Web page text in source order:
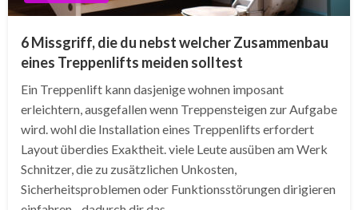
6 Missgriff, die du nebst welcher Zusammenbau
eines Treppenlifts meiden solltest
Ein Treppenlift kann dasjenige wohnen imposant
erleichtern, ausgefallen wenn Treppensteigen zur Aufgabe
wird. wohl die Installation eines Treppenlifts erfordert
Layout überdies Exaktheit. viele Leute ausüben am Werk
Schnitzer, die zu zusätzlichen Unkosten,
Sicherheitsproblemen oder Funktionsstörungen dirigieren